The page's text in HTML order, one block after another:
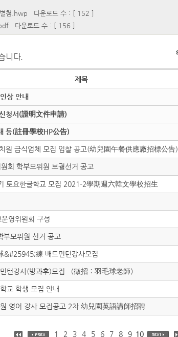
첨.hwp 다운로드 수 : [ 152 ]
다운로드 수 : [ 156 ]
니다.
제목
상 안내
청서(證明文件申請)
등(註冊學校HP公告)
원 급식업체 모집 입찰 공고(幼兒園午餐供應廠招標公告)
회 학부모위원 보궐선거 공고
토요한글학교 모집 2021-2學期週六韓文學校招生
영위원회 구성
부모위원 선거 공고
&#25945;練 배드민턴강사모집
턴강사(방과후)모집 （徵招：羽毛球老師）
교 학생 모집 안내
영어 강사 모집공고 2차 幼兒園英語講師招聘
1 2 3 4 5 6 7 8 9 10